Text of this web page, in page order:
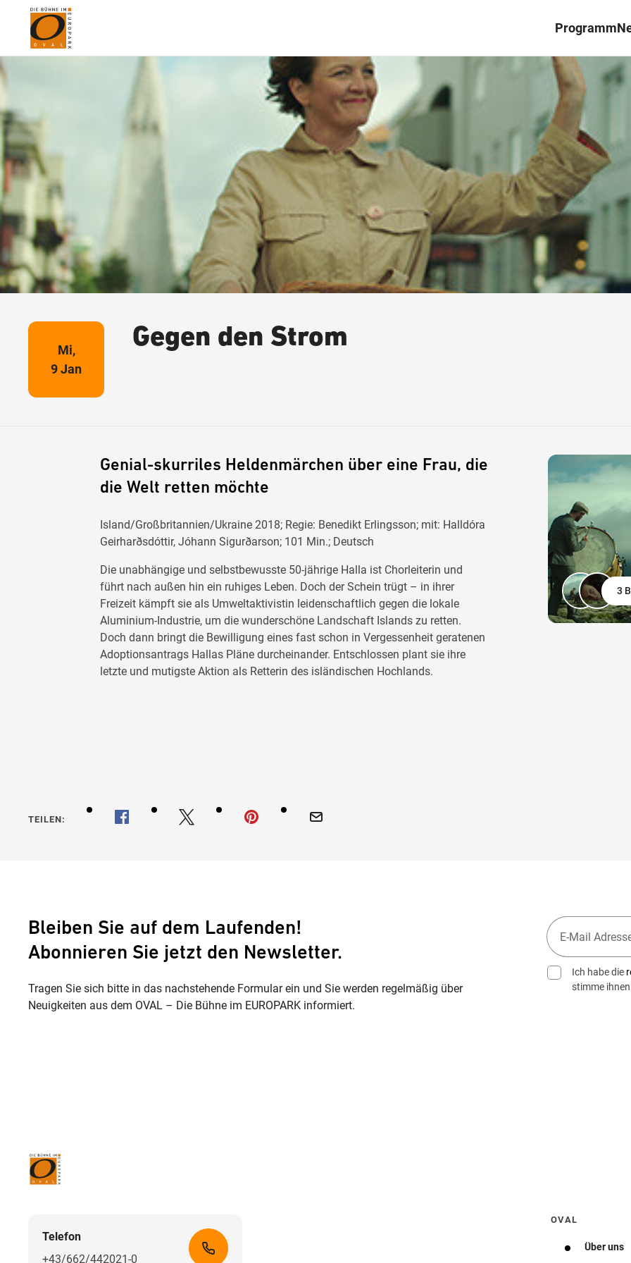
Programm
Mi,
9 Jan
Gegen den Strom
Genial-skurriles Heldenmärchen über eine Frau, die
die Welt retten möchte
Island/Großbritannien/Ukraine 2018; Regie: Benedikt Erlingsson; mit: Halldóra
Geirharðsdóttir, Jóhann Sigurðarson; 101 Min.; Deutsch
Die unabhängige und selbstbewusste 50-jährige Halla ist Chorleiterin und
führt nach außen hin ein ruhiges Leben. Doch der Schein trügt – in ihrer
Freizeit kämpft sie als Umweltaktivistin leidenschaftlich gegen die lokale
Aluminium-Industrie, um die wunderschöne Landschaft Islands zu retten.
Doch dann bringt die Bewilligung eines fast schon in Vergessenheit geratenen
Adoptionsantrags Hallas Pläne durcheinander. Entschlossen plant sie ihre
letzte und mutigste Aktion als Retterin des isländischen Hochlands.
3
TEILEN:
Bleiben Sie auf dem Laufenden!
Abonnieren Sie jetzt den Newsletter.
Tragen Sie sich bitte in das nachstehende Formular ein und Sie werden regelmäßig über
Neuigkeiten aus dem OVAL – Die Bühne im EUROPARK informiert.
Ich habe die
stimme
Telefon
+43/662/442021-0
OVAL
Über uns